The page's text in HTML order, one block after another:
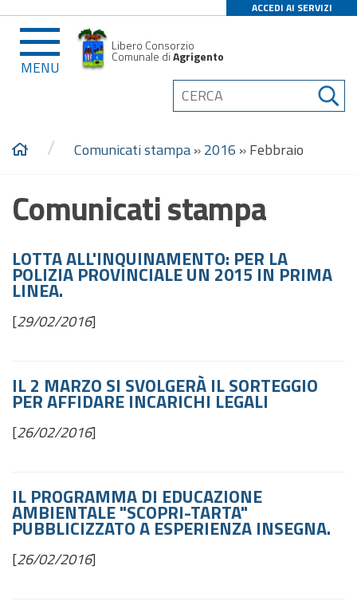
ACCEDI AI SERVIZI
MENU
Libero Consorzio
Comunale diAgrigento
/ Comunicati stampa»2016 »Febbraio
Comunicati stampa
LOTTA ALL'INQUINAMENTO: PER LA
POLIZIA PROVINCIALE UN 2015 IN PRIMA
LINEA.
[29/02/2016]
IL 2 MARZO SI SVOLGERÀ IL SORTEGGIO
PER AFFIDARE INCARICHI LEGALI
[26/02/2016]
IL PROGRAMMA DI EDUCAZIONE
AMBIENTALE "SCOPRI-TARTA"
PUBBLICIZZATO A ESPERIENZA INSEGNA.
[26/02/2016]